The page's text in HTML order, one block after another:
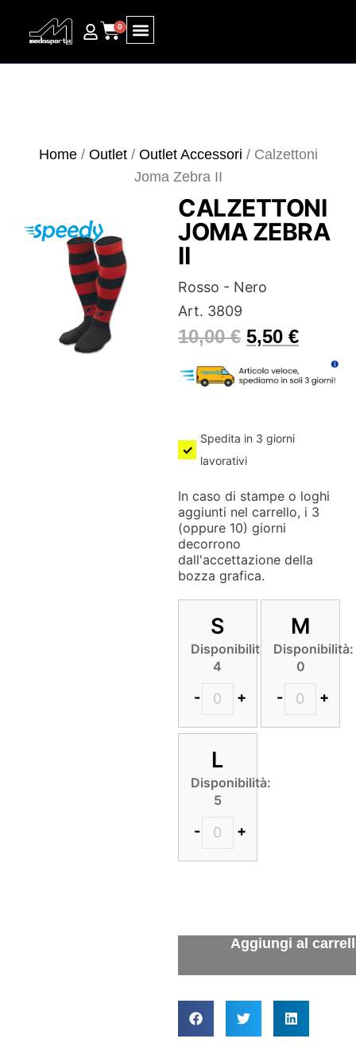
0
Home/ Outlet/ Outlet Accessori / Calzettoni
Joma Zebra II
CALZETTONI
JOMA ZEBRA
II
Rosso - Nero
Art. 3809
10,00€ 5,50 €
Spedita in 3 giorni
lavorativi
In caso di stampe o loghi
aggiunti nel carrello, i 3
(oppure 10) giorni
decorrono
dall'accettazione della
bozza grafica.
S
Disponibilità:
4
- +
M
Disponibilità:
0
- +
L
Disponibilità:
5
- +